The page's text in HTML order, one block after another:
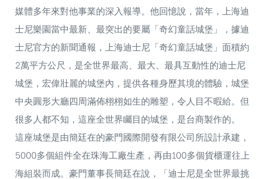
媒體多年來對他事業的深入報導。他回憶說，當年，上海迪
士尼樂園當中最新、最突出的要屬「奇幻童話城堡」，據迪
士尼官方的新聞通報，上海迪士尼「奇幻童話城堡」面積約
2萬平方公尺，是全世界最高、最大、最具互動性的迪士尼
城堡，宏偉壯麗的城堡內，提供各種身歷其境的體驗，城堡
中央圓形大廳四周滿佈栩栩如生的雕塑，令人目不暇給。但
很多人都不知，這座全世界矚目的城堡，是台商製作的。
這座城堡是由簡廷在的豪門國際開發有限公司所設計承建，
5000多個組件全在珠海工廠生產，再由100多個貨櫃運往上
海組裝而成。豪門董事長簡廷在說，「迪士尼是全世界最挑